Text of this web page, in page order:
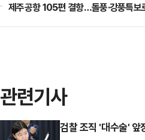
제주공항 105편 결항…돌풍·강풍특보
관련기사
검찰 조직 '대수술'